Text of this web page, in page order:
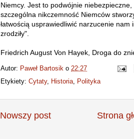
Niemcy. Jest to podwójnie
szczególna nikczemność Niemców
łatwością usprawiedliwić narzucenie
zrodziły".
Friedrich August Von Hayek, Droga do
Autor: Paweł Bartosik o 22:27
Etykiety: Cytaty, Historia, Polityka
Nowszy post Strona